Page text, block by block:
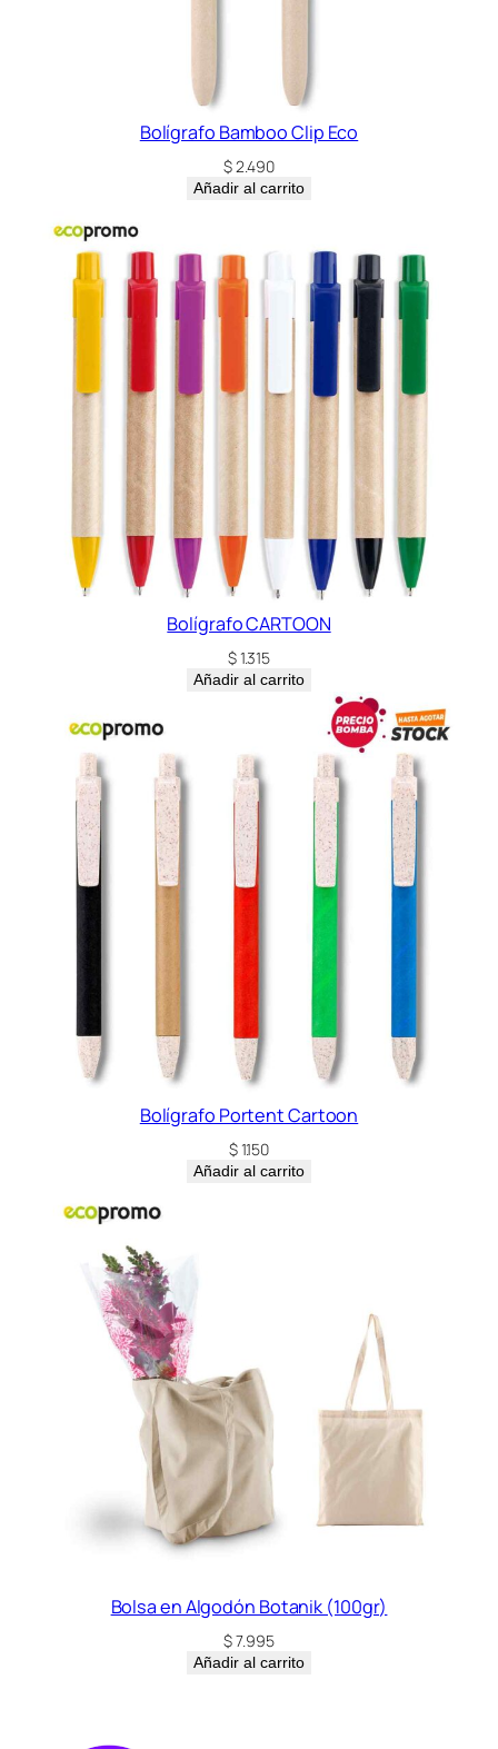
Bolígrafo Bamboo Clip Eco
$2.490
Añadir al carrito
Bolígrafo CARTOON
$1.315
Añadir al carrito
Bolígrafo Portent Cartoon
$1.150
Añadir al carrito
Bolsa en Algodón Botanik (100gr)
$7.995
Añadir al carrito